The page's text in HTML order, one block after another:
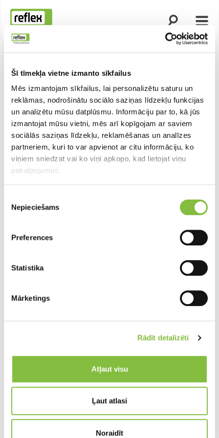
Šī tīmekļa vietne izmanto sīkfailus
Mēs izmantojam sīkfailus, lai personalizētu saturu un
reklāmas, nodrošinātu sociālo saziņas līdzekļu funkcijas
un analizētu mūsu datplūsmu. Informāciju par to, kā jūs
izmantojat mūsu vietni, mēs arī kopīgojam ar saviem
sociālās saziņas līdzekļu, reklamēšanas un analīzes
partneriem, kuri to var apvienot ar citu informāciju, ko
viņiem sniedzat vai ko viņi apkopo, kad lietojat viņu
pakalpojumus.
izvēle
Nepieciešams
Preferences
Statistika
Mārketings
Rādīt detalizēti
Atļaut visu
Ļaut atlasi
Noraidīt
Mājas lapa
Atvērt